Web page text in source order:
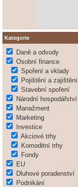
Kategorie
Daně a odvody
Osobní finance
Spoření a vklady
Pojištění a zajištění
Stavební spoření
Národní hospodářství
Manažment
Marketing
Investice
Akciové trhy
Komoditní trhy
Fondy
EU
Dluhové poradenství
Podnikání